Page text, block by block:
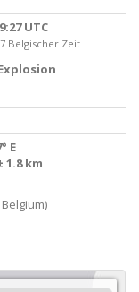
UTC
Belgischer Zeit
E
km